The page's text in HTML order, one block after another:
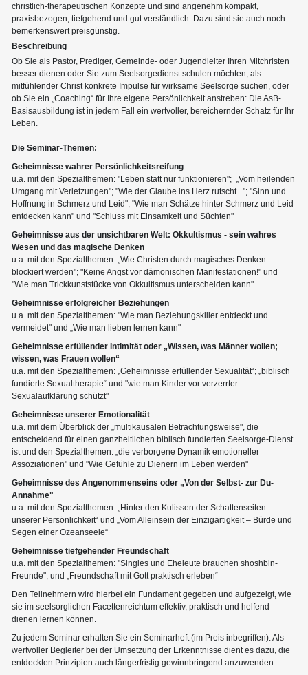
christlich-therapeutischen Konzepte und sind angenehm kompakt,
praxisbezogen, tiefgehend und gut verständlich. Dazu sind sie auch noch
bemerkenswert preisgünstig.
Beschreibung
Ob Sie als Pastor, Prediger, Gemeinde- oder Jugendleiter Ihren Mitchristen
besser dienen oder Sie zum Seelsorgedienst schulen möchten, als
mitfühlender Christ konkrete Impulse für wirksame Seelsorge suchen, oder
ob Sie ein „Coaching“ für Ihre eigene Persönlichkeit anstreben: Die AsB-
Basisausbildung ist in jedem Fall ein wertvoller, bereichernder Schatz für Ihr
Leben.
Die Seminar-Themen:
Geheimnisse wahrer Persönlichkeitsreifung
u.a. mit den Spezialthemen: "Leben statt nur funktionieren"; „Vom heilenden
Umgang mit Verletzungen"; "Wie der Glaube ins Herz rutscht..."; "Sinn und
Hoffnung in Schmerz und Leid"; "Wie man Schätze hinter Schmerz und Leid
entdecken kann" und "Schluss mit Einsamkeit und Süchten"
Geheimnisse aus der unsichtbaren Welt: Okkultismus - sein wahres
Wesen und das magische Denken
u.a. mit den Spezialthemen: „Wie Christen durch magisches Denken
blockiert werden"; "Keine Angst vor dämonischen Manifestationen!" und
"Wie man Trickkunststücke von Okkultismus unterscheiden kann"
Geheimnisse erfolgreicher Beziehungen
u.a. mit den Spezialthemen: "Wie man Beziehungskiller entdeckt und
vermeidet" und „Wie man lieben lernen kann"
Geheimnisse erfüllender Intimität oder „Wissen, was Männer wollen;
wissen, was Frauen wollen“
u.a. mit den Spezialthemen: „Geheimnisse erfüllender Sexualität“; „biblisch
fundierte Sexualtherapie“ und "wie man Kinder vor verzerrter
Sexualaufklärung schützt"
Geheimnisse unserer Emotionalität
u.a. mit dem Überblick der „multikausalen Betrachtungsweise", die
entscheidend für einen ganzheitlichen biblisch fundierten Seelsorge-Dienst
ist und den Spezialthemen: „die verborgene Dynamik emotioneller
Assoziationen" und "Wie Gefühle zu Dienern im Leben werden"
Geheimnisse des Angenommenseins oder „Von der Selbst- zur Du-
Annahme"
u.a. mit den Spezialthemen: „Hinter den Kulissen der Schattenseiten
unserer Persönlichkeit“ und „Vom Alleinsein der Einzigartigkeit – Bürde und
Segen einer Ozeanseele“
Geheimnisse tiefgehender Freundschaft
u.a. mit den Spezialthemen: "Singles und Eheleute brauchen shoshbin-
Freunde"; und „Freundschaft mit Gott praktisch erleben“
Den Teilnehmern wird hierbei ein Fundament gegeben und aufgezeigt, wie
sie im seelsorglichen Facettenreichtum effektiv, praktisch und helfend
dienen lernen können.
Zu jedem Seminar erhalten Sie ein Seminarheft (im Preis inbegriffen). Als
wertvoller Begleiter bei der Umsetzung der Erkenntnisse dient es dazu, die
entdeckten Prinzipien auch längerfristig gewinnbringend anzuwenden.